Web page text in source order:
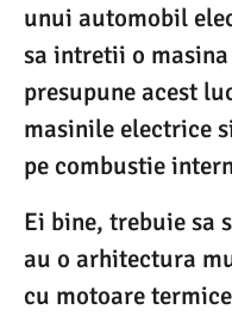
unui automobil
sa intretii o
presupune acest
masinile electrice
pe combustie
Ei bine, trebuie sa
au o arhitectura
cu motoare